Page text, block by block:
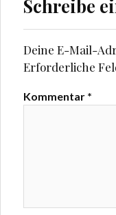
e
ö
f
e
t
)
e
ö
f
e
t
)
Schreibe
Deine E-Mail-
Erforderliche
Kommentar *